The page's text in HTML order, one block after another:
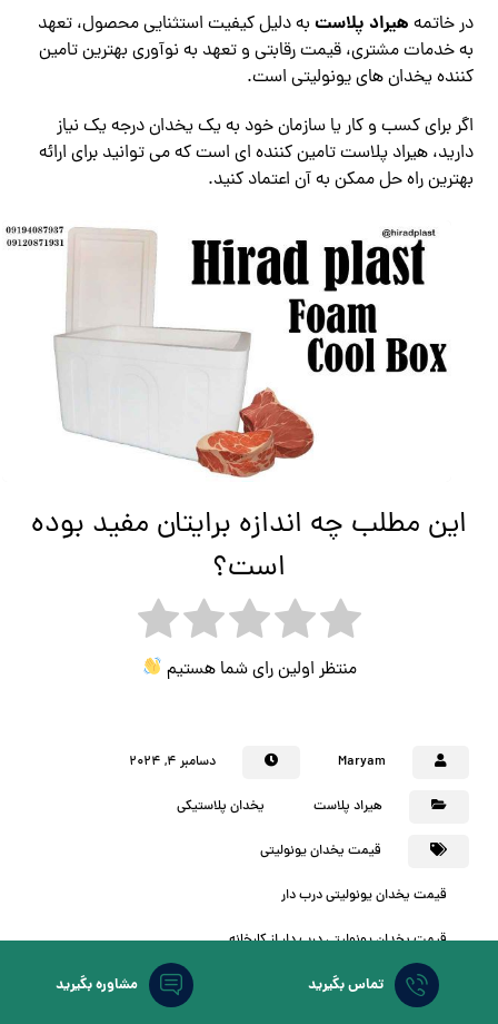
در خاتمه هیراد پلاست به دلیل کیفیت استثنایی محصول، تعهد
به خدمات مشتری، قیمت رقابتی و تعهد به نوآوری بهترین تامین
کننده یخدان های یونولیتی است.
اگر برای کسب و کار یا سازمان خود به یک یخدان درجه یک نیاز
دارید، هیراد پلاست تامین کننده ای است که می توانید برای ارائه
بهترین راه حل ممکن به آن اعتماد کنید.
این مطلب چه اندازه برایتان مفید بوده
است؟
منتظر اولین رای شما هستیم
Maryam دسامبر ۴, ۲۰۲۴
هیراد پلاست یخدان پلاستیکی
قیمت یخدان یونولیتی
قیمت یخدان یونولیتی درب دار
قیمت یخدان یونولیتی درب دار از کارخانه
لیست قیمت یخدان یونولیتی
تماس بگیرید مشاوره بگیرید